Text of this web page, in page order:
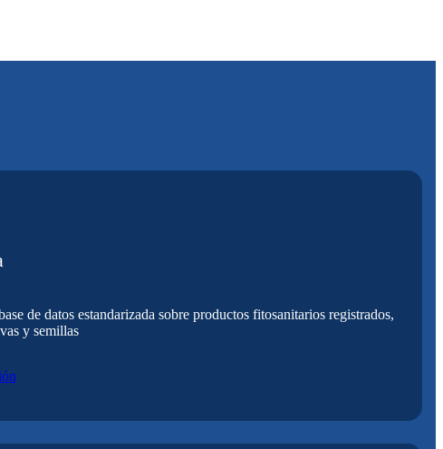
de datos estandarizada sobre productos fitosanitarios registrados,
y semillas